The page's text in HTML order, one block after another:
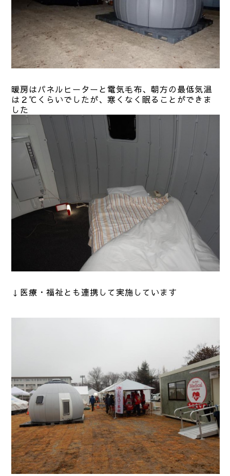
暖房はパネルヒーターと電気毛布、朝方の最低気温
は２℃くらいでしたが、寒くなく眠ることができま
した
↓医療・福祉とも連携して実施しています